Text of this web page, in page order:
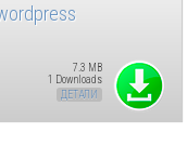
7.3 MB
1 Downloads
ДЕТАЛИ